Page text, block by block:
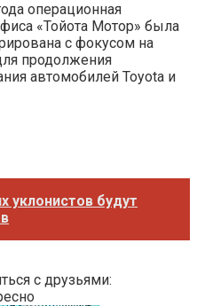
операционная
«Тойота Мотор» была
с фокусом на
продолжения
автомобилей Toyota и
уклонистов будут
с друзьями: